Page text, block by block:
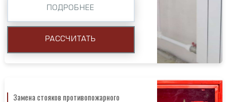
ПОДРОБНЕЕ
РАССЧИТАТЬ
Замена стояков противопожарного